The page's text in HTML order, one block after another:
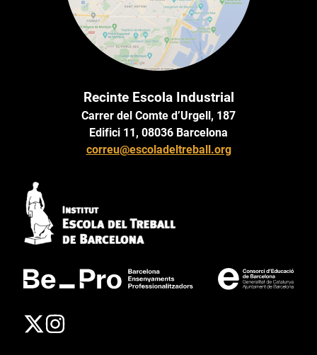
Recinte Escola Industrial
Carrer del Comte d’Urgell, 187
Edifici 11, 08036 Barcelona
correu@escoladeltreball.org